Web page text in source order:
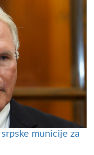
municije za